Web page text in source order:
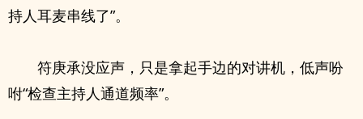
持人耳麦串线了”。
符庚承没应声，只是拿起手边的对讲机，低声吩
咐“检查主持人通道频率”。